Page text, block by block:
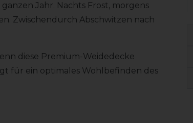
Jahr. Nachts Frost, morgens
Zwischendurch Abschwitzen nach
diese Premium-Weidedecke
für ein optimales Wohlbefinden des